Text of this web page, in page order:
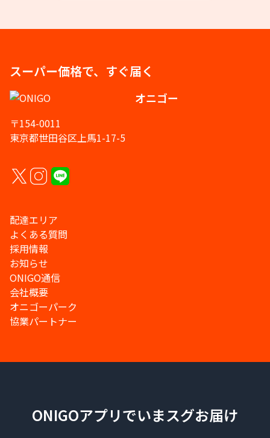
スーパー価格で、すぐ届く
オニゴー
〒154-0011
東京都世田谷区上馬1-17-5
配達エリア
よくある質問
採用情報
お知らせ
ONIGO通信
会社概要
オニゴーパーク
協業パートナー
ONIGOアプリでいまスグお届け